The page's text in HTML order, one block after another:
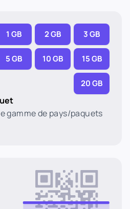
1 GB 2 GB 3 GB
5 GB 10 GB 15 GB
20 GB
gamme de pays/paquets